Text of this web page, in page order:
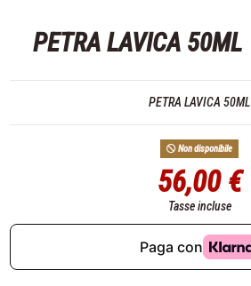
PETRA LAVICA 50ML
PETRA LAVICA 50ML
Non disponibile
56,00 €
Tasse incluse